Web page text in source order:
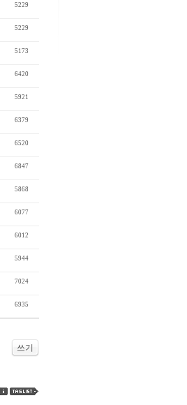
5229
5229
5173
6420
5921
6379
6520
6847
5868
6077
6012
5944
7024
6935
쓰기